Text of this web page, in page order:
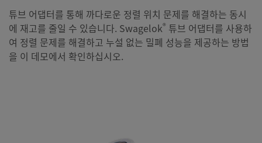
튜브 어댑터를 통해 까다로운 정렬 위치 문제를 해결하는 동시
에 재고를 줄일 수 있습니다. Swagelok® 튜브 어댑터를 사용하
여 정렬 문제를 해결하고 누설 없는 밀폐 성능을 제공하는 방법
을 이 데모에서 확인하십시오.